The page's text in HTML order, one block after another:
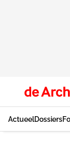
ActueelDossiers